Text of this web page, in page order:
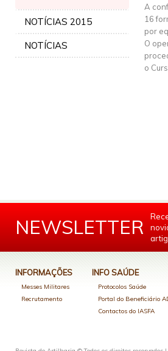
NOTÍCIAS 2015
NOTÍCIAS
A
16
por
O
o
NEWSLETTER
INFORMAÇÕES
Messes Militares
Recrutamento
INFO SAÚDE
Protocolos Saúde
Portal do Beneficiário
Contactos do IASFA